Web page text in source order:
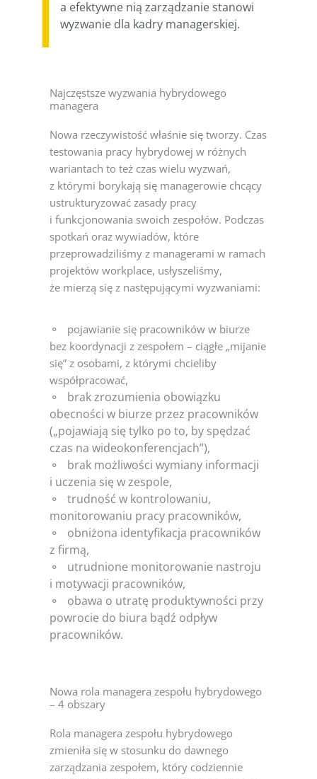
a efektywne nią zarządzanie stanowi
wyzwanie dla kadry managerskiej.
Najczęstsze wyzwania hybrydowego
managera
Nowa rzeczywistość właśnie się tworzy. Czas
testowania pracy hybrydowej w różnych
wariantach to też czas wielu wyzwań,
z którymi borykają się managerowie chcący
ustrukturyzować zasady pracy
i funkcjonowania swoich zespołów. Podczas
spotkań oraz wywiadów, które
przeprowadziliśmy z managerami w ramach
projektów workplace, usłyszeliśmy,
że mierzą się z następującymi wyzwaniami:
⚬ pojawianie się pracowników w biurze
bez koordynacji z zespołem – ciągłe „mijanie
się” z osobami, z którymi chcieliby
współpracować,
⚬ brak zrozumienia obowiązku
obecności w biurze przez pracowników
(„pojawiają się tylko po to, by spędzać
czas na wideokonferencjach”),
⚬ brak możliwości wymiany informacji
i uczenia się w zespole,
⚬ trudność w kontrolowaniu,
monitorowaniu pracy pracowników,
⚬ obniżona identyfikacja pracowników
z firmą,
⚬ utrudnione monitorowanie nastroju
i motywacji pracowników,
⚬ obawa o utratę produktywności przy
powrocie do biura bądź odpływ
pracowników.
Nowa rola managera zespołu hybrydowego
– 4 obszary
Rola managera zespołu hybrydowego
zmieniła się w stosunku do dawnego
zarządzania zespołem, który codziennie